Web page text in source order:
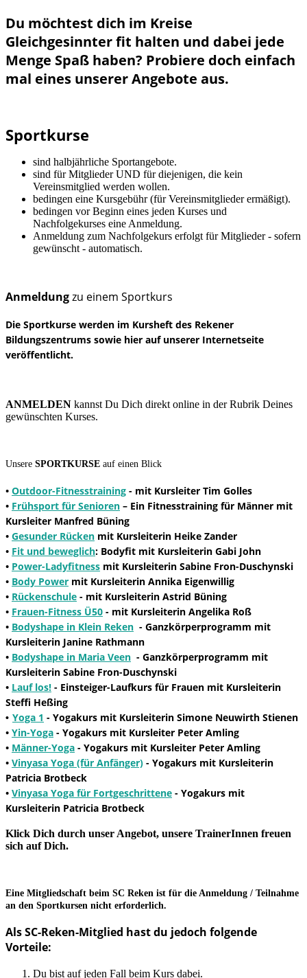
Du möchtest dich im Kreise
Gleichgesinnter fit halten und dabei jede
Menge Spaß haben? Probiere doch einfach
mal eines unserer Angebote aus.
Sportkurse
sind halbjährliche Sportangebote.
sind für Mitglieder UND für diejenigen, die kein
Vereinsmitglied werden wollen.
bedingen eine Kursgebühr (für Vereinsmitglieder ermäßigt).
bedingen vor Beginn eines jeden Kurses und
Nachfolgekurses eine Anmeldung.
Anmeldung zum Nachfolgekurs erfolgt für Mitglieder - sofern
gewünscht - automatisch.
Anmeldungzu einem Sportkurs
Die Sportkurse werden im Kursheft des Rekener
Bildungszentrums sowie hier auf unserer Internetseite
veröffentlicht.
ANMELDEN kannst Du Dich direkt online in der Rubrik Deines
gewünschten Kurses.
Unsere SPORTKURSE auf einen Blick
• Outdoor-Fitnesstraining - mit Kursleiter Tim Golles
• Frühsport für Senioren – Ein Fitnesstraining für Männer mit
Kursleiter Manfred Büning
• Gesunder Rücken mit Kursleiterin Heike Zander
• Fit und beweglich: Bodyfit mit Kursleiterin Gabi John
• Power-Ladyfitness mit Kursleiterin Sabine Fron-Duschynski
• Body Power mit Kursleiterin Annika Eigenwillig
• Rückenschule - mit Kursleiterin Astrid Büning
• Frauen-Fitness Ü50 - mit Kursleiterin Angelika Roß
• Bodyshape in Klein Reken - Ganzkörperprogramm mit
Kursleiterin Janine Rathmann
• Bodyshape in Maria Veen - Ganzkörperprogramm mit
Kursleiterin Sabine Fron-Duschynski
• Lauf los! - Einsteiger-Laufkurs für Frauen mit Kursleiterin
Steffi Heßing
• Yoga 1 - Yogakurs mit Kursleiterin Simone Neuwirth Stienen
• Yin-Yoga - Yogakurs mit Kursleiter Peter Amling
• Männer-Yoga - Yogakurs mit Kursleiter Peter Amling
• Vinyasa Yoga (für Anfänger) - Yogakurs mit Kursleiterin
Patricia Brotbeck
• Vinyasa Yoga für Fortgeschrittene - Yogakurs mit
Kursleiterin Patricia Brotbeck
Klick Dich durch unser Angebot, unsere TrainerInnen freuen
sich auf Dich.
Eine Mitgliedschaft beim SC Reken ist für die Anmeldung / Teilnahme
an den Sportkursen nicht erforderlich.
Als SC-Reken-Mitglied hast du jedoch folgende
Vorteile:
Du bist auf jeden Fall beim Kurs dabei.